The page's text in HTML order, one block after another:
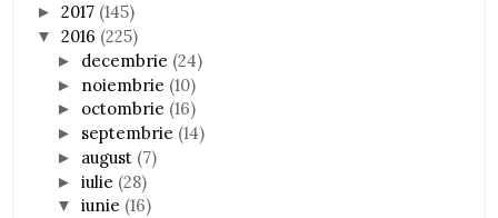
►2017 (145)
▼2016 (225)
► decembrie (24)
► noiembrie (10)
► octombrie (16)
► septembrie (14)
► august (7)
►iulie (28)
▼iunie (16)